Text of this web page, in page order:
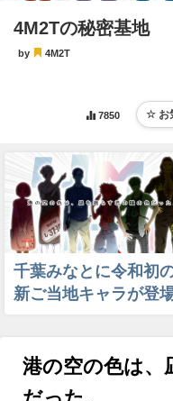
4M2Tの秘密基地
by 4M2T
7850
千葉みなとに令和初
新ご当地キャラが登
港の空の色は、